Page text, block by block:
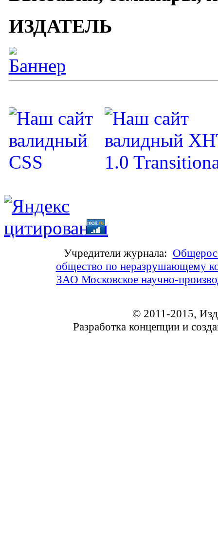
ИЗДАТЕЛЬ
Учредители журнала:
общество по неразрушающему
ЗАО Московское научно-
© 2011-2015,
Разработка концепции и